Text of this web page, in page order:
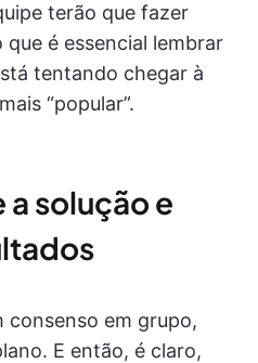
terão que fazer
é essencial lembrar
tentando chegar à
“popular”.
solução e
consenso em grupo,
E então, é claro,